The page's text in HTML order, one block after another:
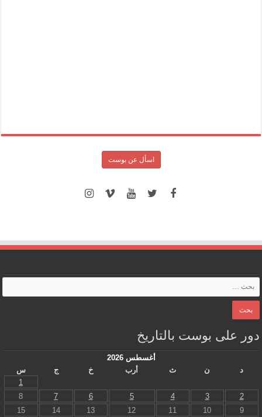
اسأل عن بوست
دور على بوست بالتاريخ
أغسطس 2026
د
ن ث أرب خ ج
س
1
2
3
4
5
6
7
8
9
10
11
12
13
14
15